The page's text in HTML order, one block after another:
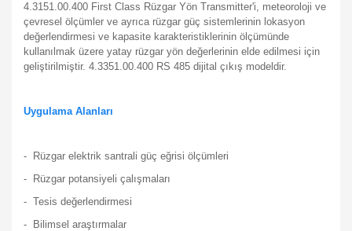
4.3151.00.400 First Class Rüzgar Yön Transmitter'i, meteoroloji ve
çevresel ölçümler ve ayrıca rüzgar güç sistemlerinin lokasyon
değerlendirmesi ve kapasite karakteristiklerinin ölçümünde
kullanılmak üzere yatay rüzgar yön değerlerinin elde edilmesi için
geliştirilmiştir. 4.3351.00.400 RS 485 dijital çıkış modeldir.
Uygulama Alanları
- Rüzgar elektrik santrali güç eğrisi ölçümleri
- Rüzgar potansiyeli çalışmaları
- Tesis değerlendirmesi
- Bilimsel araştırmalar